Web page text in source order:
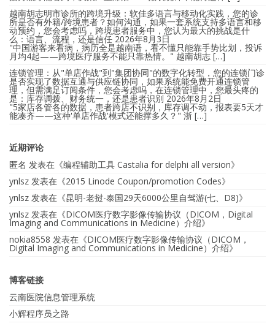
越南胡志明市诊所的跨境升级：软佳多语言与移动化实践，您的诊
所是否有外籍/跨境患者？如何沟通，如果一套系统支持多语言和移
动预约，您会考虑吗，跨境患者服务中，您认为最大的挑战是什
么：语言、流程，还是信任 2026年8月3日
"中国游客来看病，病历全是越南语，看不懂只能靠手势比划，投诉
月均4起——跨境医疗服务不能只靠热情。" 越南胡志 […]
连锁管理：从"单店作战"到"集团协同"的数字化转型，您的连锁门诊
是否实现了数据互通与供应链协同，如果系统能免费开通连锁管
理，但需满足订阅条件，您会考虑吗，在连锁管理中，您最头疼的
是：库存调拨、财务统一，还是患者识别 2026年8月2日
"5家店各管各的数据，患者跨店不识别，库存调不动，报表要5天才
能凑齐——这种'单店作战'模式还能撑多久？" 浙 […]
近期评论
匿名 发表在《编程辅助工具 Castalia for delphi all version》
ynlsz 发表在《2015 Linode Coupon/promotion Codes》
ynlsz 发表在《昆明-老挝-泰国29天6000公里自驾游(七、D8)》
ynlsz 发表在《DICOM医疗数字影像传输协议（DICOM，Digital
Imaging and Communications in Medicine）介绍》
nokia8558 发表在《DICOM医疗数字影像传输协议（DICOM，
Digital Imaging and Communications in Medicine）介绍》
博客链接
云南医院信息管理系统
小辉程序员之路